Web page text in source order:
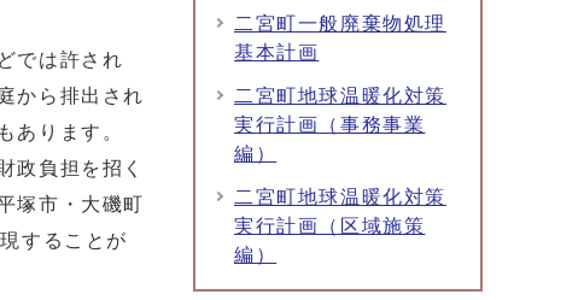
では許され
から排出され
あります。
政負担を招く
塚市・大磯町
することが
二宮町一般廃棄物処理
基本計画
二宮町地球温暖化対策
実行計画（事務事業
編）
二宮町地球温暖化対策
実行計画（区域施策
編）